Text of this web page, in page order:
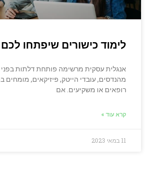
לימוד כישורים שיפתחו
אנגלית עסקית מרשימה פותחת דלתות
מהנדסים, עובדי הייטק, פיזיקאים, מומחים
רופאים או משקיעים. אם
קרא עוד »
11 במאי 2023